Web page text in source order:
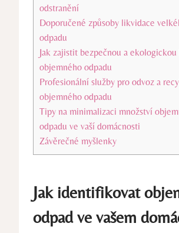
odstranění
Doporučené způsoby likvidace
odpadu
Jak zajistit bezpečnou a
objemného odpadu
Profesionální služby pro odvoz a
objemného odpadu
Tipy na minimalizaci množství
odpadu ve vaší domácnosti
Závěrečné myšlenky
Jak identifikovat
odpad ve vašem